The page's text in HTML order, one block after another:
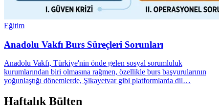
Eğitim
Anadolu Vakfı Burs Süreçleri Sorunları
Anadolu Vakfı, Türkiye'nin önde gelen sosyal sorumluluk
kurumlarından biri olmasına rağmen, özellikle burs başvurularının
yoğunlaştığı dönemlerde, Şikayetvar gibi platformlarda dil…
Haftalık Bülten